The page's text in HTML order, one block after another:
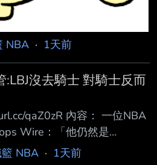
NBA · 1天前
:LBJ沒去騎士 對騎士反而
qaZ0zR 內容： 一位NBA
Wire：「他仍然是
然會有那種提醒你他曾經 是
NBA · 1天前